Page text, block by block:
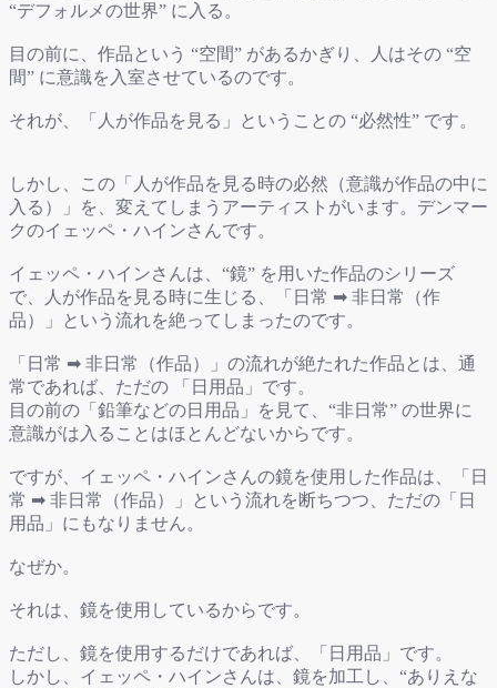
“デフォルメの世界” に入る。
目の前に、作品という “空間” があるかぎり、人はその “空
間” に意識を入室させているのです。
それが、「人が作品を見る」ということの “必然性” です。
しかし、この「人が作品を見る時の必然（意識が作品の中に
入る）」を、変えてしまうアーティストがいます。デンマー
クのイェッペ・ハインさんです。
イェッペ・ハインさんは、“鏡” を用いた作品のシリーズ
で、人が作品を見る時に生じる、「日常 ➡︎ 非日常（作
品）」という流れを絶ってしまったのです。
「日常 ➡︎ 非日常（作品）」の流れが絶たれた作品とは、通
常であれば、ただの 「日用品」です。
目の前の「鉛筆などの日用品」を見て、“非日常” の世界に
意識がは入ることはほとんどないからです。
ですが、 イェッペ・ハインさんの鏡を使用した作品は、
「日
常 ➡︎ 非日常（作品）」という流れを断ちつつ、ただの「日
用品」にもなりません。
なぜか。
それは、 鏡を使用しているからです。
ただし、鏡を使用するだけであれば、「日用品」です。
しかし、 イェッペ・ハインさんは、鏡を加工し、“ありえな